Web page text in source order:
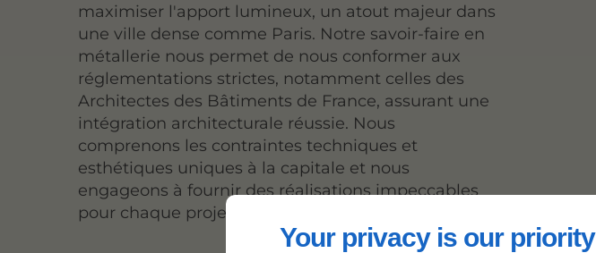
Your privacy is our priority
maximiser l'apport lumineux, un atout majeur dans
une ville dense comme Paris. Notre savoir-faire en
métallerie nous permet de nous conformer aux
réglementations strictes, notamment celles des
Architectes des Bâtiments de France, assurant une
intégration architecturale réussie. Nous
comprenons les contraintes techniques et
esthétiques uniques à la capitale et nous
engageons à fournir des réalisations impeccables
pour chaque projet.